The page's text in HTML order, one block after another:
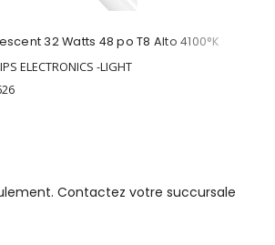
32 Watts 48 po T8 Alto 4100°K
ELECTRONICS -LIGHT
Contactez votre succursale